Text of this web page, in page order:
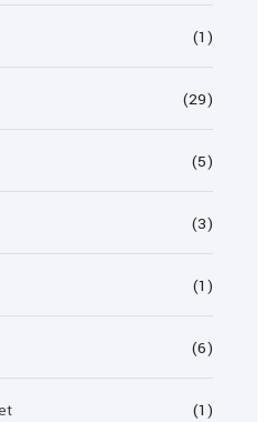
(1)
(29)
(5)
(3)
(1)
(6)
(1)